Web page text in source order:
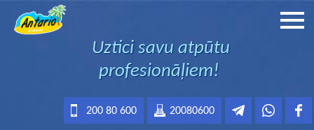
Uztici savu atpūtu
profesionāļiem!
20080600
200 80 600